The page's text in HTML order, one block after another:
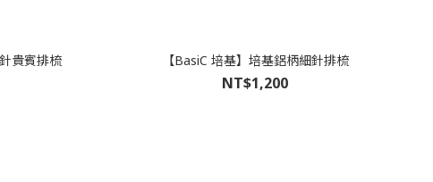
貴賓排梳 【BasiC 培基】培基鋁柄細針排梳
NT$1,200